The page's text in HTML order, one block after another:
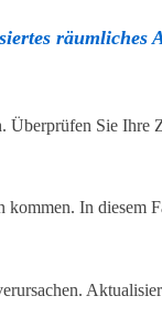
räumliches
Sie Ihre
kommen. In diesem